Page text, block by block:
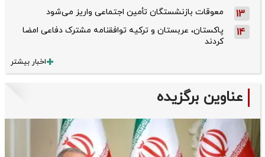
13 معوقات بازنشستگان تأمین اجتماعی واریز می‌شود
14
پاکستان، عربستان و ترکیه توافقنامه مشترک دفاعی امضا
کردند
اخبار بیشتر
عناوین برگزیده